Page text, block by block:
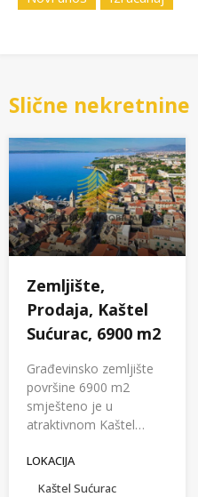
Slične nekretnine
Zemljište,
Prodaja, Kaštel
Sućurac, 6900 m2
Građevinsko zemljište
površine 6900 m2
smješteno je u
atraktivnom Kaštel…
LOKACIJA
Kaštel Sućurac